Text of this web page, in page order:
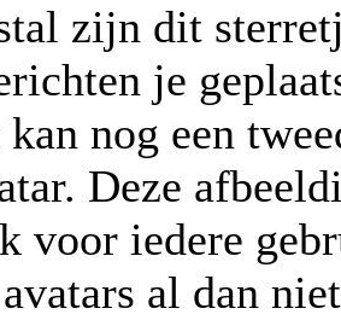
zijn dit
je
nog een
Deze
voor iedere
al dan